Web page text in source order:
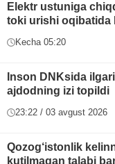
Elektr ustuniga
toki urishi oqibatida
Kecha 05:20
Inson DNKsida
ajdodning izi topildi
23:22 / 03 avgust 2026
Qozog‘istonlik
kutilmagan talabi